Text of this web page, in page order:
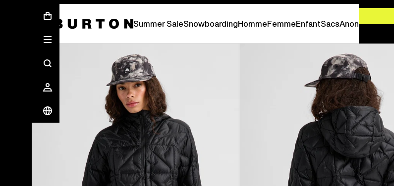
Summer SaleSnowboardingHommeFemmeEnfantSacsAnon
Les experts Burton vous expliquent tout